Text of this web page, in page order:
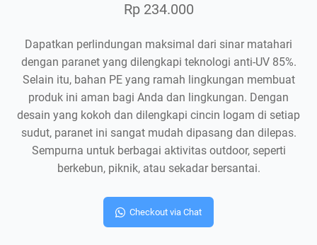
Rp 234.000
Dapatkan perlindungan maksimal dari sinar matahari
dengan paranet yang dilengkapi teknologi anti-UV 85%.
Selain itu, bahan PE yang ramah lingkungan membuat
produk ini aman bagi Anda dan lingkungan. Dengan
desain yang kokoh dan dilengkapi cincin logam di setiap
sudut, paranet ini sangat mudah dipasang dan dilepas.
Sempurna untuk berbagai aktivitas outdoor, seperti
berkebun, piknik, atau sekadar bersantai.
Checkout via Chat